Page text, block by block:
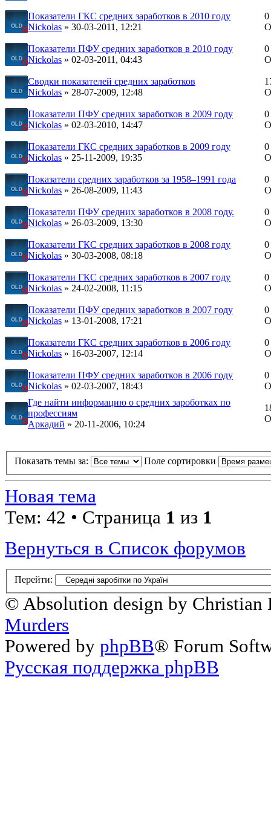
Показатели ГКС средних заработков в 2010 году
Nickolas » 30-03-2011, 12:21
0
Показатели ПФУ средних заработков в 2010 году
Nickolas » 02-03-2011, 04:43
0
Сводки показателей средних заработков
Nickolas » 28-07-2009, 12:48
Показатели ПФУ средних заработков в 2009 году
Nickolas » 02-03-2010, 14:47
0
Показатели ГКС средних заработков в 2009 году
Nickolas » 25-11-2009, 19:35
0
Показатели средних заработков за 1958–1991 года
Nickolas » 26-08-2009, 11:43
0
Показатели ПФУ средних заработков в 2008 году.
Nickolas » 26-03-2009, 13:30
0
Показатели ГКС средних заработков в 2008 году
Nickolas » 30-03-2008, 08:18
0
Показатели ГКС средних заработков в 2007 году
Nickolas » 24-02-2008, 11:15
0
Показатели ПФУ средних заработков в 2007 году
Nickolas » 13-01-2008, 17:21
0
Показатели ГКС средних заработков в 2006 году
Nickolas » 16-03-2007, 12:14
0
Показатели ПФУ средних заработков в 2006 году
Nickolas » 02-03-2007, 18:43
0
Где найти информацию о средних зароботках по
профессиям
Аркадий » 20-11-2006, 10:24
Показать темы за: Поле сортировки
Новая тема
Тем: 42 • Страница 1 из 1
Вернуться в Список форумов
Перейти:
© Absolution design by
Murders
Powered by phpBB® Forum
Русская поддержка phpBB